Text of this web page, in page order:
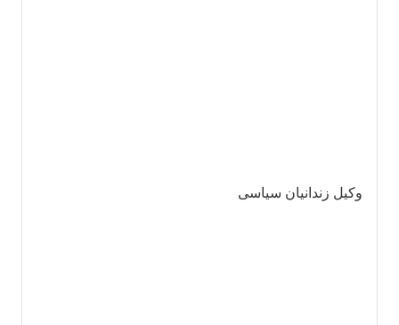
وکیل زندانیان سیاسی